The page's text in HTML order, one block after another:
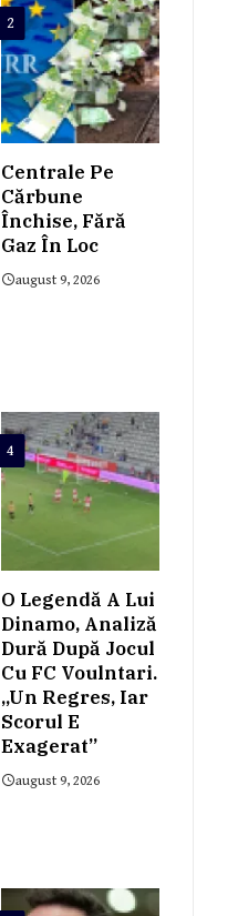
2
Centrale Pe
Cărbune
Închise, Fără
Gaz În Loc
august 9, 2026
4
O Legendă A Lui
Dinamo, Analiză
Dură După Jocul
Cu FC Voulntari.
„Un Regres, Iar
Scorul E
Exagerat”
august 9, 2026